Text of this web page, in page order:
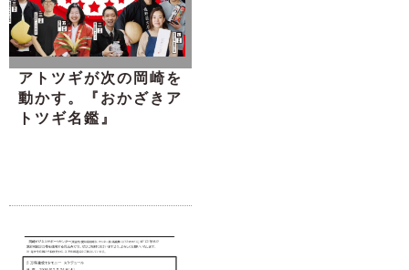
アトツギが次の岡崎を
動かす。『おかざきア
トツギ名鑑』